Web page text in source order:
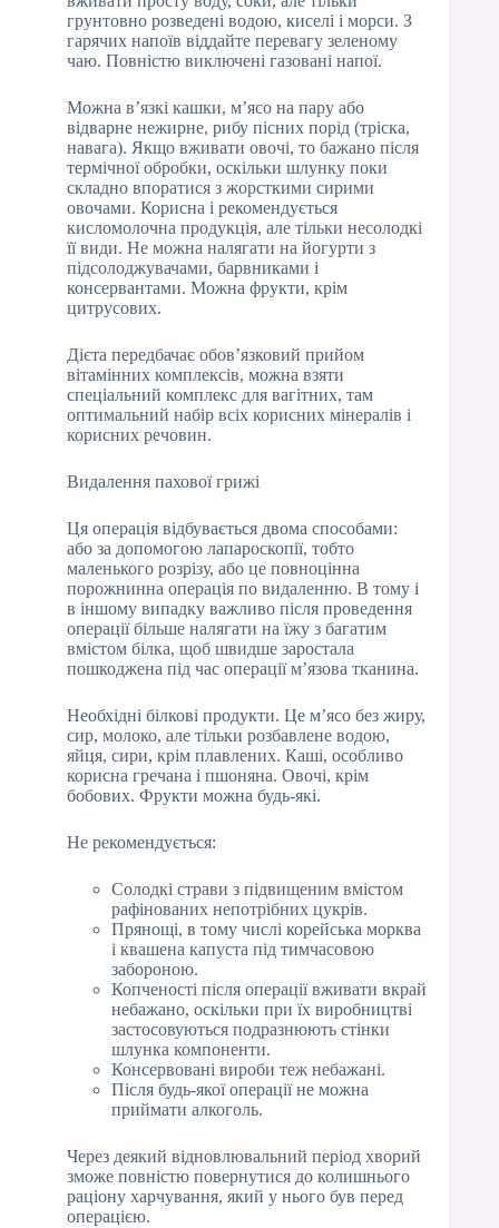
грунтовно розведені водою, киселі і морси. З
гарячих напоїв віддайте перевагу зеленому
чаю. Повністю виключені газовані напої.
Можна в’язкі кашки, м’ясо на пару або
відварне нежирне, рибу пісних порід (тріска,
навага). Якщо вживати овочі, то бажано після
термічної обробки, оскільки шлунку поки
складно впоратися з жорсткими сирими
овочами. Корисна і рекомендується
кисломолочна продукція, але тільки несолодкі
її види. Не можна налягати на йогурти з
підсолоджувачами, барвниками і
консервантами. Можна фрукти, крім
цитрусових.
Дієта передбачає обов’язковий прийом
вітамінних комплексів, можна взяти
спеціальний комплекс для вагітних, там
оптимальний набір всіх корисних мінералів і
корисних речовин.
Видалення пахової грижі
Ця операція відбувається двома способами:
або за допомогою лапароскопії, тобто
маленького розрізу, або це повноцінна
порожнинна операція по видаленню. В тому і
в іншому випадку важливо після проведення
операції більше налягати на їжу з багатим
вмістом білка, щоб швидше заростала
пошкоджена під час операції м’язова тканина.
Необхідні білкові продукти. Це м’ясо без жиру,
сир, молоко, але тільки розбавлене водою,
яйця, сири, крім плавлених. Каші, особливо
корисна гречана і пшоняна. Овочі, крім
бобових. Фрукти можна будь-які.
Не рекомендується:
Солодкі страви з підвищеним вмістом
рафінованих непотрібних цукрів.
Прянощі, в тому числі корейська морква
і квашена капуста під тимчасовою
забороною.
Копченості після операції вживати вкрай
небажано, оскільки при їх виробництві
застосовуються подразнюють стінки
шлунка компоненти.
Консервовані вироби теж небажані.
Після будь-якої операції не можна
приймати алкоголь.
Через деякий відновлювальний період хворий
зможе повністю повернутися до колишнього
раціону харчування, який у нього був перед
операцією.